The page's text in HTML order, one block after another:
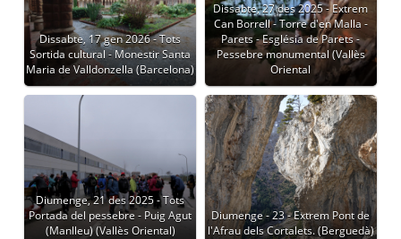
Dissabte, 17 gen 2026 - Tots
Sortida cultural - Monestir Santa
Maria de Valldonzella (Barcelona)
Dissabte, 27 des 2025 - Extrem
Can Borrell - Torre d'en Malla -
Parets - Església de Parets -
Pessebre monumental (Vallès
Oriental
Diumenge, 21 des 2025 - Tots
Portada del pessebre - Puig Agut
(Manlleu) (Vallès Oriental)
Diumenge - 23 - Extrem Pont de
l'Afrau dels Cortalets. (Berguedà)